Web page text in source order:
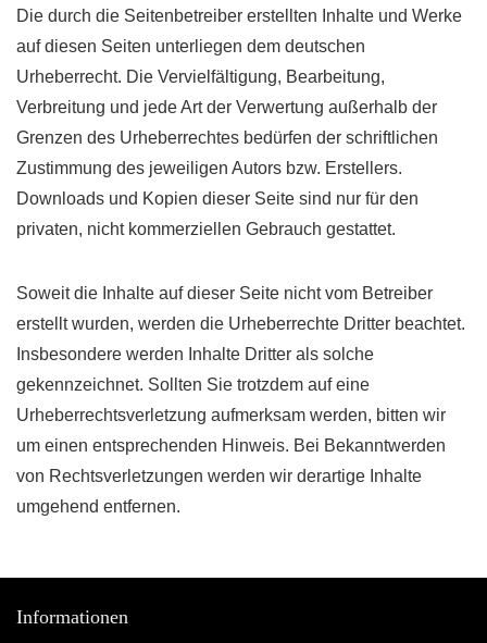
Die durch die Seitenbetreiber erstellten Inhalte und Werke
auf diesen Seiten unterliegen dem deutschen
Urheberrecht. Die Vervielfältigung, Bearbeitung,
Verbreitung und jede Art der Verwertung außerhalb der
Grenzen des Urheberrechtes bedürfen der schriftlichen
Zustimmung des jeweiligen Autors bzw. Erstellers.
Downloads und Kopien dieser Seite sind nur für den
privaten, nicht kommerziellen Gebrauch gestattet.
Soweit die Inhalte auf dieser Seite nicht vom Betreiber
erstellt wurden, werden die Urheberrechte Dritter beachtet.
Insbesondere werden Inhalte Dritter als solche
gekennzeichnet. Sollten Sie trotzdem auf eine
Urheberrechtsverletzung aufmerksam werden, bitten wir
um einen entsprechenden Hinweis. Bei Bekanntwerden
von Rechtsverletzungen werden wir derartige Inhalte
umgehend entfernen.
Informationen